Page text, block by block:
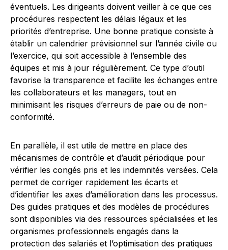
éventuels. Les dirigeants doivent veiller à ce que ces
procédures respectent les délais légaux et les
priorités d’entreprise. Une bonne pratique consiste à
établir un calendrier prévisionnel sur l’année civile ou
l’exercice, qui soit accessible à l’ensemble des
équipes et mis à jour régulièrement. Ce type d’outil
favorise la transparence et facilite les échanges entre
les collaborateurs et les managers, tout en
minimisant les risques d’erreurs de paie ou de non-
conformité.
En parallèle, il est utile de mettre en place des
mécanismes de contrôle et d’audit périodique pour
vérifier les congés pris et les indemnités versées. Cela
permet de corriger rapidement les écarts et
d’identifier les axes d’amélioration dans les processus.
Des guides pratiques et des modèles de procédures
sont disponibles via des ressources spécialisées et les
organismes professionnels engagés dans la
protection des salariés et l’optimisation des pratiques